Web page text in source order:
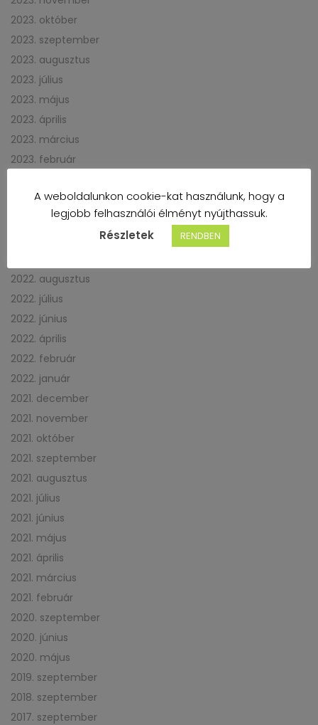
2023. október
2023. szeptember
2023. augusztus
2023. július
2023. május
2023. április
2023. március
2023. február
2022. december
2022. november
2022. augusztus
2022. július
2022. június
2022. április
2022. február
2022. január
2021. december
2021. november
2021. október
2021. szeptember
2021. augusztus
2021. július
2021. június
2021. május
2021. április
2021. március
2021. február
2020. szeptember
2020. június
2020. május
2019. szeptember
2018. szeptember
2017. szeptember
A weboldalunkon cookie-kat használunk, hogy a
legjobb felhasználói élményt nyújthassuk.
Részletek
RENDBEN